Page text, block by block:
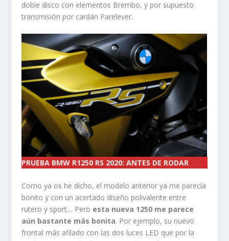
doble disco con elementos Brembo, y por supuesto
transmisión por cardán Parelever.
PRUEBA BMW R1250 RS 2020: ANTES DE RODAR
Como ya os he dicho, el modelo anterior ya me parecía
bonito y con un acertado diseño polivalente entre
rutero y sport… Pero esta nueva 1250 me parece
aún bastante más bonita. Por ejemplo, su nuevo
frontal más afilado con las dos luces LED que por la